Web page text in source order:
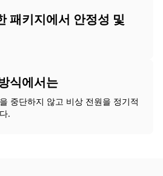
패키지에서 안정성 및
식에서는
중단하지 않고 비상 전원을 정기적
.